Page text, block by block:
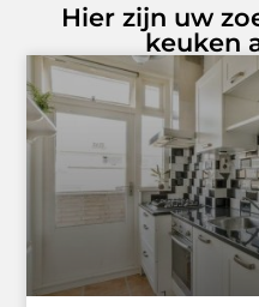
Hier zijn uw
keuken